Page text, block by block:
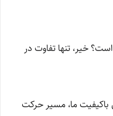
خیر، تنها تفاوت در
باکیفیت ما، مسیر حرکت